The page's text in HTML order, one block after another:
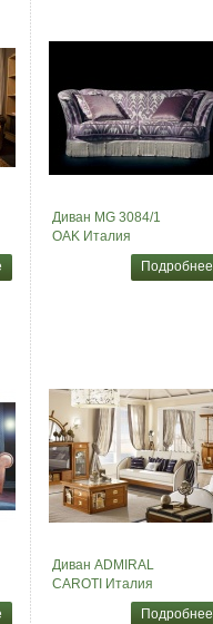
Диван MG 3084/1
OAK Италия
Подробнее
Диван ADMIRAL
CAROTI Италия
Подробнее